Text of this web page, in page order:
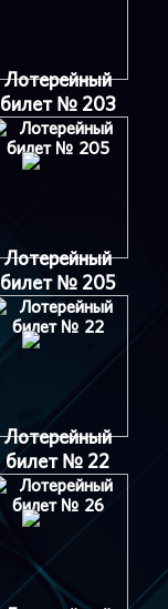
Лотерейный
билет № 203
Лотерейный
билет № 205
Лотерейный
билет № 22